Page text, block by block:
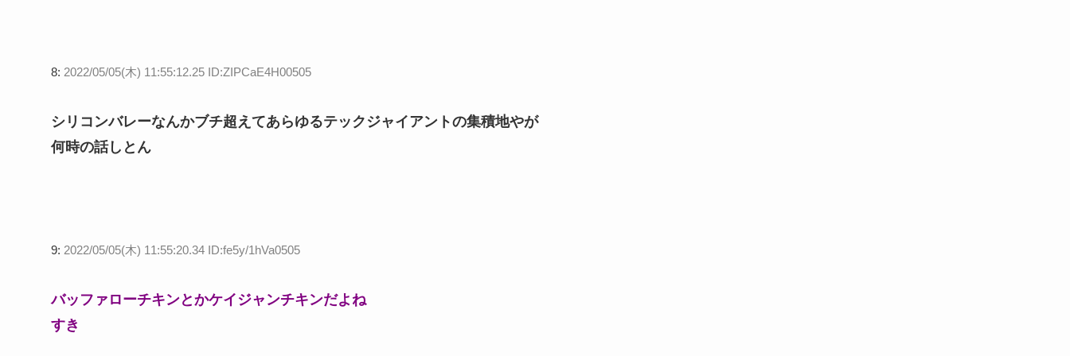
8: 2022/05/05(木) 11:55:12.25 ID:ZIPCaE4H00505
シリコンバレーなんかブチ超えてあらゆるテックジャイアントの集積地やが
何時の話しとん
9: 2022/05/05(木) 11:55:20.34 ID:fe5y/1hVa0505
バッファローチキンとかケイジャンチキンだよね
すき